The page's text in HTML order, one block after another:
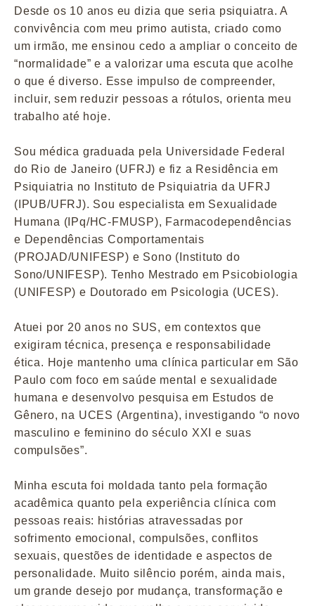
Desde os 10 anos eu dizia que seria psiquiatra. A
convivência com meu primo autista, criado como
um irmão, me ensinou cedo a ampliar o conceito de
“normalidade” e a valorizar uma escuta que acolhe
o que é diverso. Esse impulso de compreender,
incluir, sem reduzir pessoas a rótulos, orienta meu
trabalho até hoje.
Sou médica graduada pela Universidade Federal
do Rio de Janeiro (UFRJ) e fiz a Residência em
Psiquiatria no Instituto de Psiquiatria da UFRJ
(IPUB/UFRJ). Sou especialista em Sexualidade
Humana (IPq/HC-FMUSP), Farmacodependências
e Dependências Comportamentais
(PROJAD/UNIFESP) e Sono (Instituto do
Sono/UNIFESP). Tenho Mestrado em Psicobiologia
(UNIFESP) e Doutorado em Psicologia (UCES).
Atuei por 20 anos no SUS, em contextos que
exigiram técnica, presença e responsabilidade
ética. Hoje mantenho uma clínica particular em São
Paulo com foco em saúde mental e sexualidade
humana e desenvolvo pesquisa em Estudos de
Gênero, na UCES (Argentina), investigando “o novo
masculino e feminino do século XXI e suas
compulsões”.
Minha escuta foi moldada tanto pela formação
acadêmica quanto pela experiência clínica com
pessoas reais: histórias atravessadas por
sofrimento emocional, compulsões, conflitos
sexuais, questões de identidade e aspectos de
personalidade. Muito silêncio porém, ainda mais,
um grande desejo por mudança, transformação e